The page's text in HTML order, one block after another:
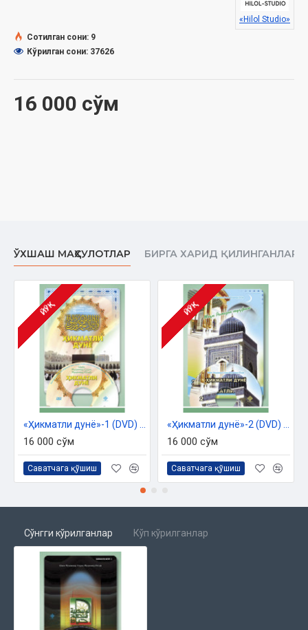
Дастуримизнинг давомида шайх ҳазратларининг
қуйидаги саволларга берган жавоблари билан ҳам
танишишингиз мумкин:
3. Жумъа намозига умуман бормайдиганларнинг
қиёматдаги ҳоли қандай бўлади?
Шу молдан бизга олиб берган таомларини
ейишимизжоизми?
Каримни тушун-маяпман. У араб тилига ихтисослашган кўзи
ожизлар алифбосими?
10. Айтишларича, қарзи бор инсон садақа қилиши мумкин
эмас экан. Қарздан узилгунча садақанингсавобидан бебаҳра
юриладими?
11. Тадбиркор аёлнинг мижозлари асосан эркаклар бўлса,
сафарга маҳрамсиз чиқиши мумкинми?
12. Соғлом аёл бепушт эркак билан фарзанд кўрмай яшаса,
ўзига-ўзи жабр қилган бўлиб қолмайдими?
13. Азон эшитиладиган жойда азон айтмай намоз ўқиса
бўладими?
14. Руку ва саждага бораётиб ёки қайтаётиб шимни кўтариш
мумкинми?
15. Ярим йил аввал онамиз вафот этдилар. Эндиликда 77
ёшли отамизни уйлантирмоқчимиз. Бу ишимиз тўғри
бўладими?
кирмасинлар» дейиш мумкинми?
17. Бир гуруҳ намозхонлар «Киши ибодат қилса ҳам жаҳаннам
ёки жаннатга тушмаслиги, ёки аксинча ибодатсиз ҳам
жаннатга тушиши мумкин. Бу тақдир қилинган бўлади»,
деган маънодаги ҳадисни ўқидик, деб ибодатларини тарк
этишди. Улар «Агар бу тақдир қилинган бўлса, ибодатнинг
нима ҳожати бор?» дейишмоқда. Бу ҳолатга қандай
16 000 сўм
«Hilol Studio»
Сотилган сони: 9
Кўрилган сони: 37626
ЎХШАШ МАҲСУЛОТЛАР БИРГА ХАРИД ҚИЛИНГАНЛАР
ЙЎҚ
16 000 сўм
Саватчага қўшиш
ЙЎҚ
16 000 сўм
Саватчага қўшиш
Сўнгги кўрилганлар Кўп кўрилганлар